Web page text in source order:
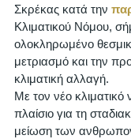
Σκρέκας κατά την
Κλιματικού Νόμου,
ολοκληρωμένο
μετριασμό και την
κλιματική αλλαγή.
Με τον νέο κλιματικό
πλαίσιο για τη
μείωση των